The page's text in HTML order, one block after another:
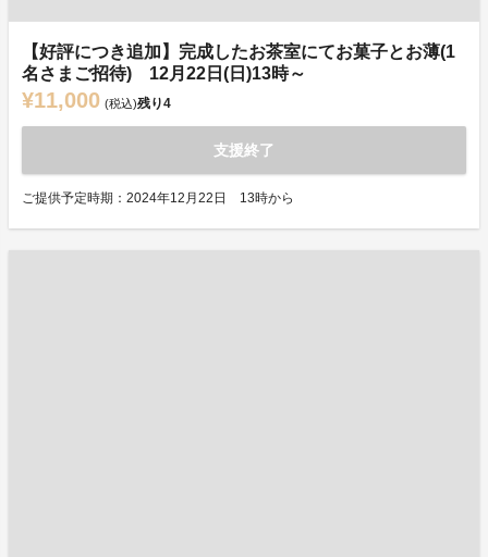
【好評につき追加】完成したお茶室にてお菓子とお薄(1
名さまご招待) 12月22日(日)13時～
¥11,000 (税込)残り4
支援終了
ご提供予定時期：2024年12月22日 13時から